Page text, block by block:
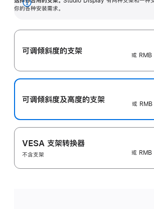
你的各种安装需求。
展
可调倾斜度的支架
或
可调倾斜度及高‍度的支‍架
或
VESA 支架转换器
不含支架
或